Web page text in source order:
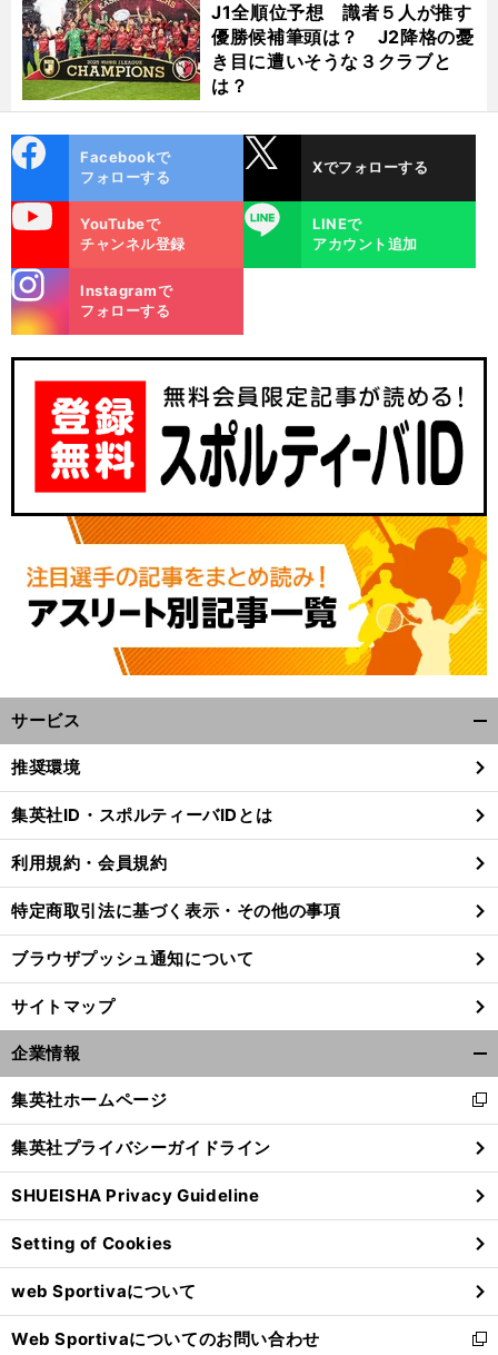
【
な
】
？
J1全順位予想 識者５人が推す
優勝候補筆頭は？ J2降格の憂
き目に遭いそうな３クラブと
は？
ok
Facebookで
フォローする
Xでフォローする
YouTubeで
チャンネル登録
LINE
LINEで
アカウント追加
m
Instagramで
フォローする
サービス
閉
る
推奨環境
集英社ID・スポルティーバIDとは
利用規約・会員規約
特定商取引法に基づく表示・その他の事項
ブラウザプッシュ通知について
サイトマップ
企業情報
閉
る
集英社ホームページ
新
し
い
ウ
ィ
ン
ド
ウ
で
開
く
集英社プライバシーガイドライン
SHUEISHA Privacy Guideline
Setting of Cookies
web Sportivaについて
Web Sportivaについてのお問い合わせ
新